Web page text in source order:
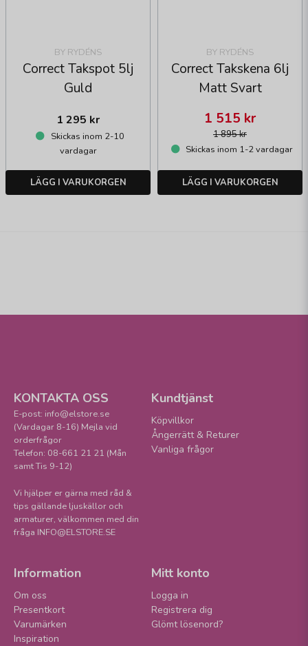
BY RYDÉNS
Correct Takspot 5lj
Guld
1 295 kr
Skickas inom 2-10
vardagar
LÄGG I VARUKORGEN
BY RYDÉNS
Correct Takskena 6lj
Matt Svart
1 895 kr
1 515 kr
Skickas inom 1-2 vardagar
LÄGG I VARUKORGEN
KONTAKTA OSS
E-post: info@elstore.se
(Vardagar 8-16) Mejla vid
orderfrågor
Telefon: 08-661 21 21 (Mån
samt Tis 9-12)
Vi hjälper er gärna med råd &
tips gällande ljuskällor och
armaturer, välkommen med din
fråga INFO@ELSTORE.SE
Kundtjänst
Köpvillkor
Ångerrätt & Returer
Vanliga frågor
Information
Om oss
Presentkort
Varumärken
Inspiration
Mitt konto
Logga in
Registrera dig
Glömt lösenord?